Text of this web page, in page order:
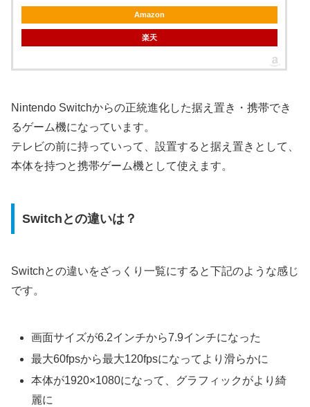
Amazon
楽天
Nintendo Switchからの正統進化した据え置き・携帯でき
るゲーム機になっています。
テレビの前に持っていって、設置すると据え置きとして、
本体を持つと携帯ゲーム機として使えます。
Switchとの違いは？
Switchとの違いをざっくり一覧にすると下記のような感じ
です。
画面サイズが6.2インチから7.9インチになった
最大60fpsから最大120fpsになってより滑らかに
本体が1920×1080になって、グラフィックがより綺
麗に